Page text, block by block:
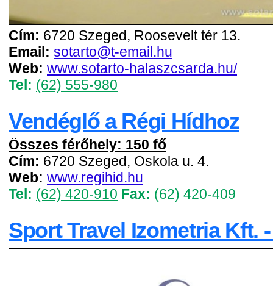
Cím: 6720 Szeged, Roosevelt tér 13.
Email: sotarto@t-email.hu
Web: www.sotarto-halaszcsarda.hu/
Tel: (62) 555-980
Vendéglő a Régi Hídhoz
Összes férőhely: 150 fő
Cím: 6720 Szeged, Oskola u. 4.
Web: www.regihid.hu
Tel: (62) 420-910 Fax: (62) 420-409
Sport Travel Izometria Kft.